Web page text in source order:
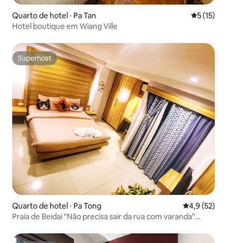
Quarto de hotel ⋅ Pa Tan 5 de uma
5 (15)
Hotel boutique em Wiang Ville
Superhost
Superhost
Quarto de hotel ⋅ Pa Tong 4,9 de uma
4,9 (52)
Praia de Beidai "Não precisa sair da rua com varanda"
cama grande | Caminhada até a praia